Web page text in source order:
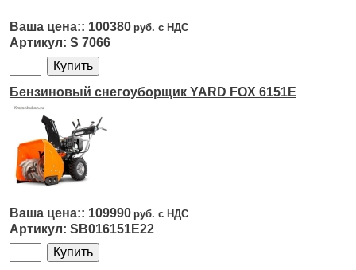
100380
S 7066
Бензиновый снегоуборщик YARD FOX 6151E
109990
SB016151E22